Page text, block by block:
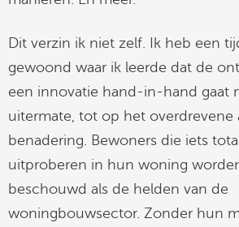
Dit verzin ik niet zelf. Ik heb een
gewoond waar ik leerde dat de
een innovatie hand-in-hand gaat
uitermate, tot op het overdrevene
benadering. Bewoners die iets
uitproberen in hun woning
beschouwd als de helden van de
woningbouwsector. Zonder hun